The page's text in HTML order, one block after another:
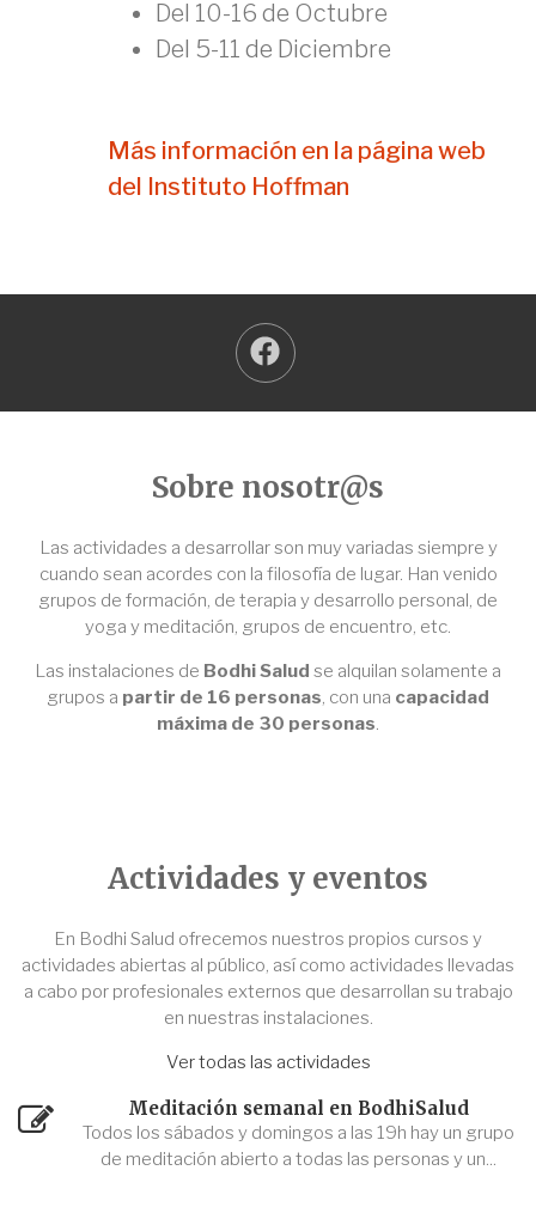
Del 10-16 de Octubre
Del 5-11 de Diciembre
Más información en la página web
del Instituto Hoffman
Sobre nosotr@s
Las actividades a desarrollar son muy variadas siempre y
cuando sean acordes con la filosofía de lugar. Han venido
grupos de formación, de terapia y desarrollo personal, de
yoga y meditación, grupos de encuentro, etc.
Las instalaciones de Bodhi Salud se alquilan solamente a
grupos a partir de 16 personas, con una capacidad
máxima de 30 personas.
Actividades y eventos
En Bodhi Salud ofrecemos nuestros propios cursos y
actividades abiertas al público, así como actividades llevadas
a cabo por profesionales externos que desarrollan su trabajo
en nuestras instalaciones.
Ver todas las actividades
Meditación semanal en BodhiSalud
Todos los sábados y domingos a las 19h hay un grupo
de meditación abierto a todas las personas y un...